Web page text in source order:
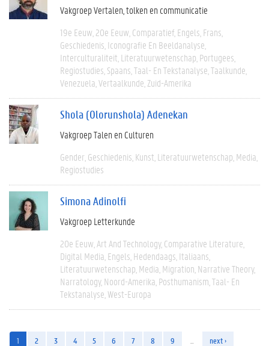
Vakgroep Vertalen, tolken en communicatie
19e Eeuw 20e Eeuw Comparatief Engels Frans
Geschiedenis Iconografie En Beeldanalyse
Interculturaliteit Literatuurwetenschap Portugees
Regiostudies Spaans Taal- En Tekstanalyse Taalkunde
Venezuela Vertaalkunde Zuid-Amerika
Shola (Olorunshola) Adenekan
Vakgroep Talen en Culturen
Gender Geschiedenis Kunst Literatuurwetenschap Media
Regiostudies
Simona Adinolfi
Vakgroep Letterkunde
20e Eeuw Art And Technology Comparative Literature
Digital Media Engels Hedendaags Italiaans
Literatuurwetenschap Media Migration Narrative Theory
Narratology Noord-Amerika Posthumanism Taal- En
Tekstanalyse West-Europa
1 2 3 4 5 6 7 8 9
next ›